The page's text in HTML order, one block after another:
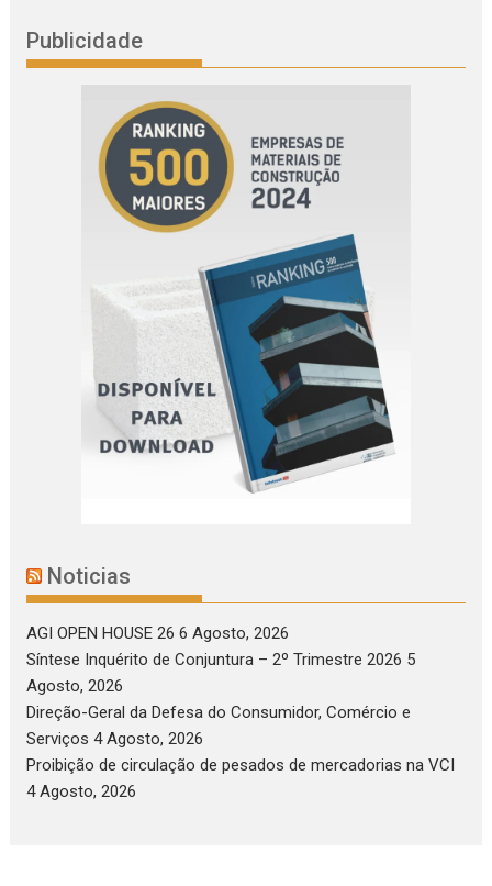
Publicidade
Noticias
AGI OPEN HOUSE 26 6 Agosto, 2026
Síntese Inquérito de Conjuntura – 2º Trimestre 2026 5
Agosto, 2026
Direção-Geral da Defesa do Consumidor, Comércio e
Serviços 4 Agosto, 2026
Proibição de circulação de pesados de mercadorias na VCI
4 Agosto, 2026